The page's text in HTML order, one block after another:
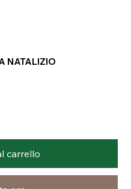
NATALIZIO
carrello